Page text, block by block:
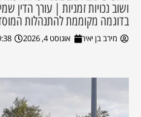
ושוב נכויות זמניות | עורך הדין
בדוגמה מקוממת להתנהלות
מירב בן יאיר אוגוסט 4, 2026 pm